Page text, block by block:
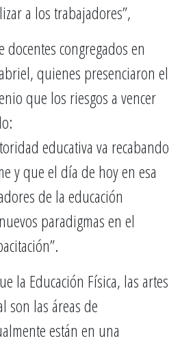
a los trabajadores”,
docentes congregados en
quienes presenciaron el
que los riesgos a vencer
educativa va recabando
y que el día de hoy en esa
de la educación
paradigmas en el
la Educación Física, las artes
son las áreas de
están en una